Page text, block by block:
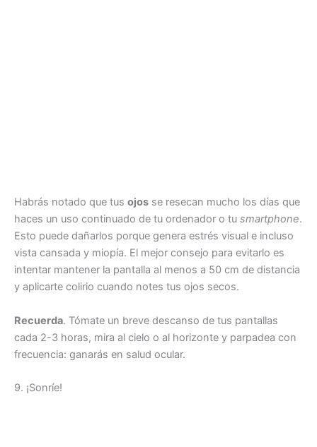
Habrás notado que tus ojos se resecan mucho los días que
haces un uso continuado de tu ordenador o tu smartphone.
Esto puede dañarlos porque genera estrés visual e incluso
vista cansada y miopía. El mejor consejo para evitarlo es
intentar mantener la pantalla al menos a 50 cm de distancia
y aplicarte colirio cuando notes tus ojos secos.
Recuerda. Tómate un breve descanso de tus pantallas
cada 2-3 horas, mira al cielo o al horizonte y parpadea con
frecuencia: ganarás en salud ocular.
9. ¡Sonríe!